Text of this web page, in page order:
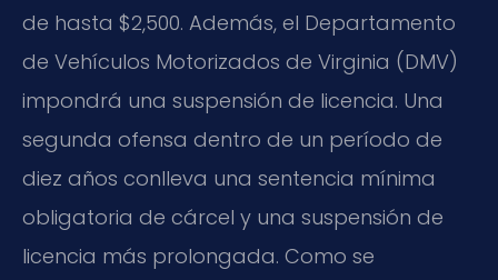
de hasta $2,500. Además, el Departamento
de Vehículos Motorizados de Virginia (DMV)
impondrá una suspensión de licencia. Una
segunda ofensa dentro de un período de
diez años conlleva una sentencia mínima
obligatoria de cárcel y una suspensión de
licencia más prolongada. Como se